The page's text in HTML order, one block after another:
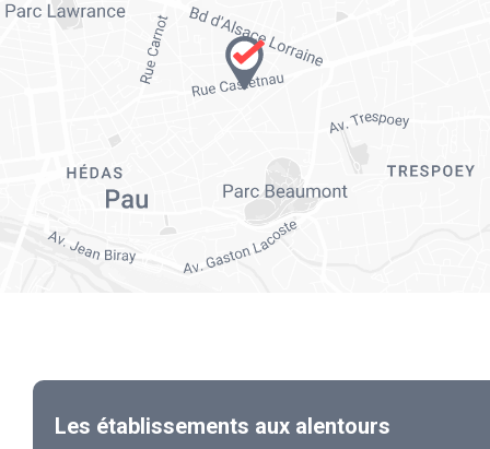
Les établissements aux alentours